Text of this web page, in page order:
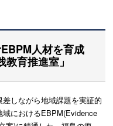
人材を育成
育推進室」
しながら地域課題を実証的
におけるEBPM(Evidence